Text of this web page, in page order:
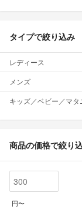
タイプで絞り込み
レディース
メンズ
キッズ／ベビー／マタ
商品の価格で絞り
円〜